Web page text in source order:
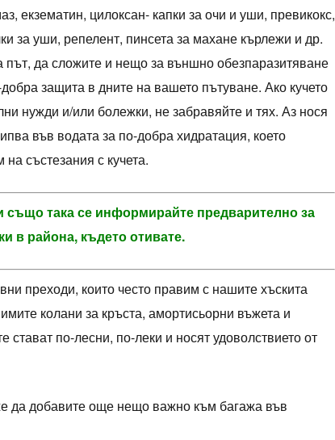
екзематин, цилоксан- капки за очи и уши, превикокс,
за уши, репелент, пинсета за махане кърлежи и др.
да сложите и нещо за външно обезпаразитяване
защита в дните на вашето пътуване. Ако кучето
нужди и/или болежки, не забравяйте и тях. Аз нося
във водата за по-добра хидратация, което
състезания с кучета.
също така се информирайте предварително за
в района, където отивате.
преходи, които често правим с нашите хъскита
колани за кръста, амортисьорни въжета и
стават по-лесни, по-леки и носят удоволствието от
да добавите още нещо важно към багажа във